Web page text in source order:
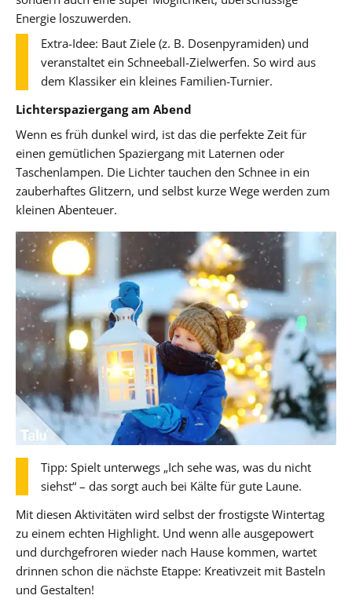
Energie loszuwerden.
Extra-Idee: Baut Ziele (z. B. Dosenpyramiden) und
veranstaltet ein Schneeball-Zielwerfen. So wird aus
dem Klassiker ein kleines Familien-Turnier.
Lichterspaziergang am Abend
Wenn es früh dunkel wird, ist das die perfekte Zeit für
einen gemütlichen Spaziergang mit Laternen oder
Taschenlampen. Die Lichter tauchen den Schnee in ein
zauberhaftes Glitzern, und selbst kurze Wege werden zum
kleinen Abenteuer.
Tipp: Spielt unterwegs „Ich sehe was, was du nicht
siehst“ – das sorgt auch bei Kälte für gute Laune.
Mit diesen Aktivitäten wird selbst der frostigste Wintertag
zu einem echten Highlight. Und wenn alle ausgepowert
und durchgefroren wieder nach Hause kommen, wartet
drinnen schon die nächste Etappe: Kreativzeit mit Basteln
und Gestalten!